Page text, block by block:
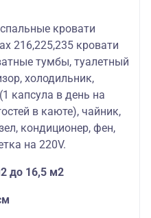
кровати
216,225,235 кровати
тумбы, туалетный
холодильник,
капсула в день на
в каюте), чайник,
кондиционер, фен,
на 220V.
до 16,5 м2